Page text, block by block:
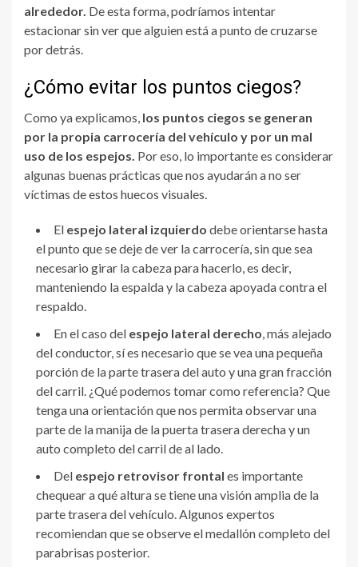
alrededor. De esta forma, podríamos intentar
estacionar sin ver que alguien está a punto de cruzarse
por detrás.
¿Cómo evitar los puntos ciegos?
Como ya explicamos, los puntos ciegos se generan
por la propia carrocería del vehículo y por un mal
uso de los espejos. Por eso, lo importante es considerar
algunas buenas prácticas que nos ayudarán a no ser
víctimas de estos huecos visuales.
El espejo lateral izquierdo debe orientarse hasta
el punto que se deje de ver la carrocería, sin que sea
necesario girar la cabeza para hacerlo, es decir,
manteniendo la espalda y la cabeza apoyada contra el
respaldo.
En el caso del espejo lateral derecho , más alejado
del conductor, sí es necesario que se vea una pequeña
porción de la parte trasera del auto y una gran fracción
del carril. ¿Qué podemos tomar como referencia? Que
tenga una orientación que nos permita observar una
parte de la manija de la puerta trasera derecha y un
auto completo del carril de al lado.
Del espejo retrovisor frontal es importante
chequear a qué altura se tiene una visión amplia de la
parte trasera del vehículo. Algunos expertos
recomiendan que se observe el medallón completo del
parabrisas posterior.